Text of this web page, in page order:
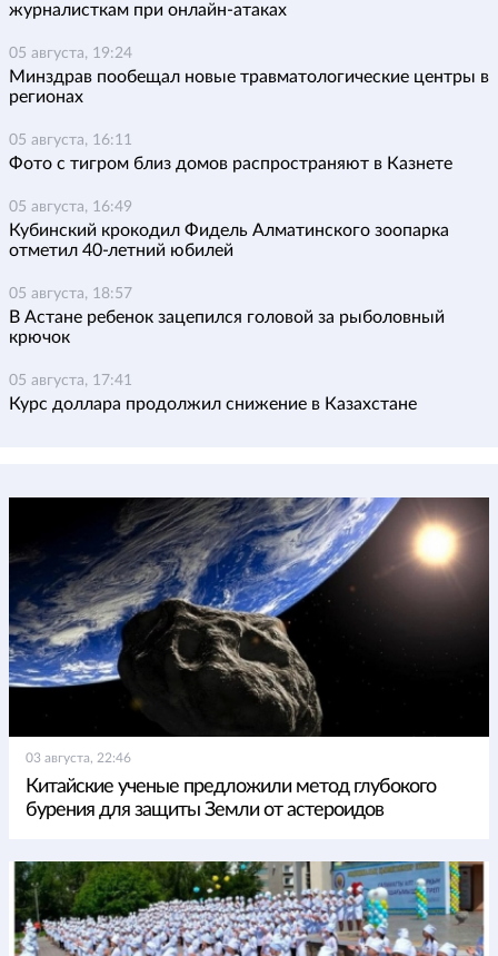
журналисткам при онлайн-атаках
05 августа, 19:24
Минздрав пообещал новые травматологические центры в
регионах
05 августа, 16:11
Фото с тигром близ домов распространяют в Казнете
05 августа, 16:49
Кубинский крокодил Фидель Алматинского зоопарка
отметил 40-летний юбилей
05 августа, 18:57
В Астане ребенок зацепился головой за рыболовный
крючок
05 августа, 17:41
Курс доллара продолжил снижение в Казахстане
03 августа, 22:46
Китайские ученые предложили метод глубокого
бурения для защиты Земли от астероидов